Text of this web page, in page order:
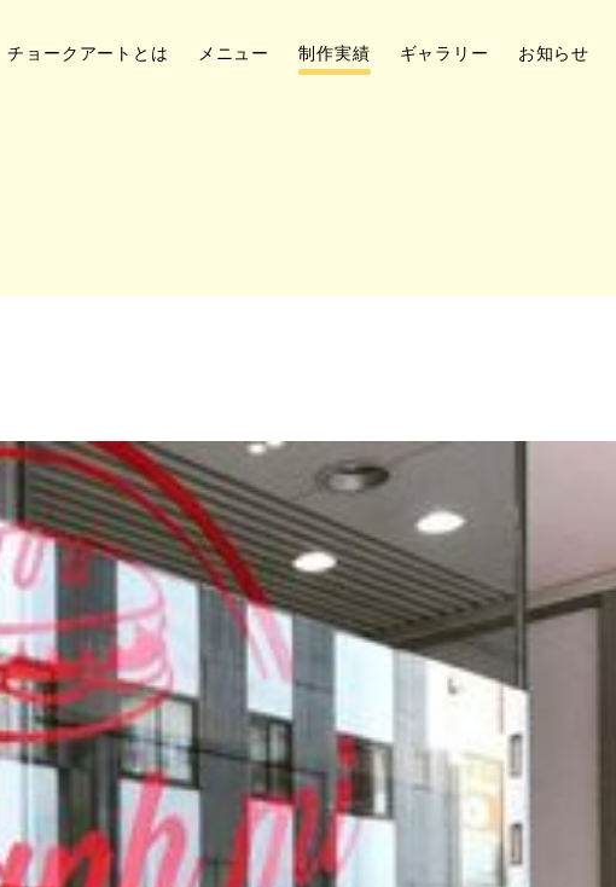
チョークアートとは メニュー 制作実績 ギャラリー お知らせ